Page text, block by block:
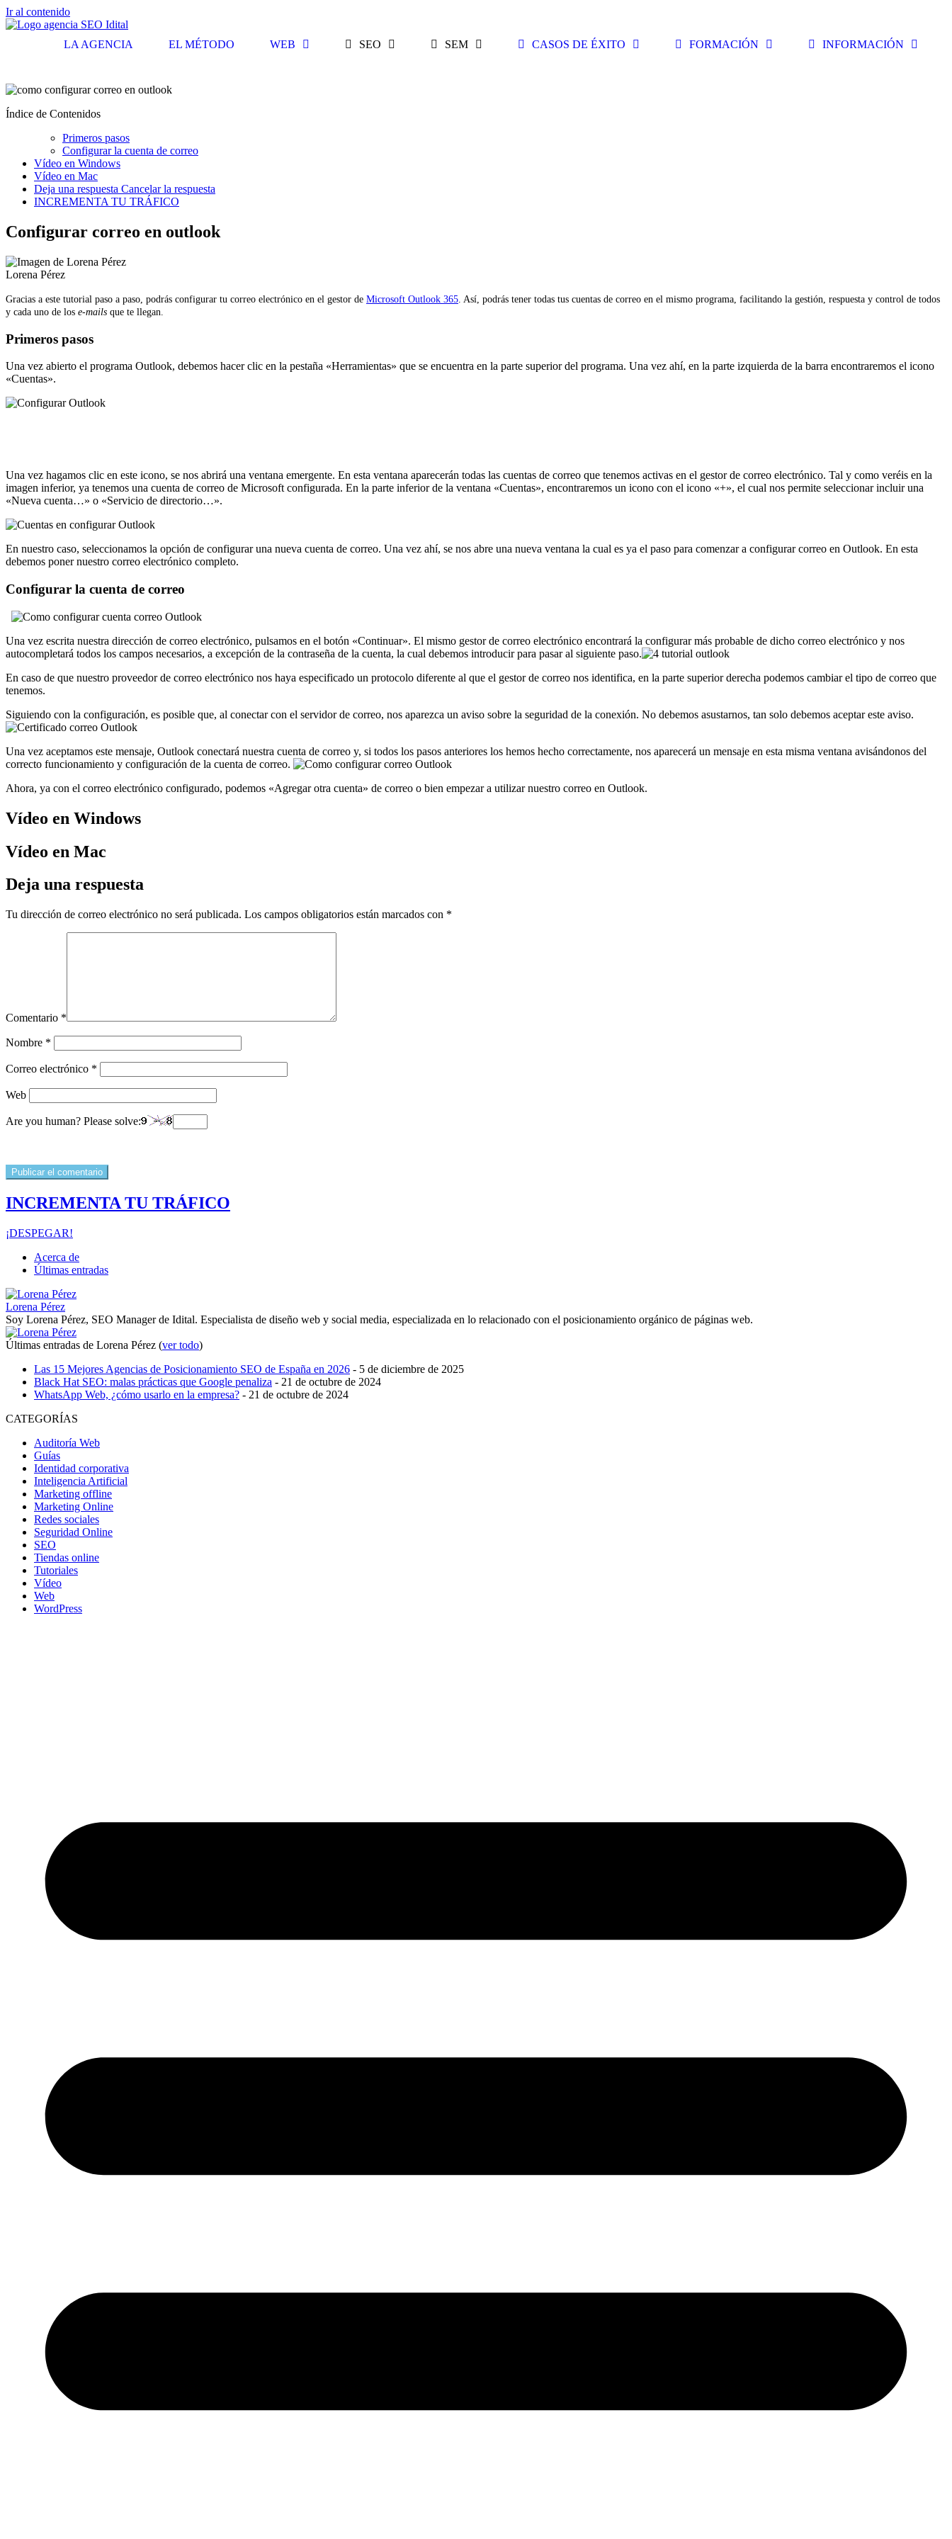
Ir al contenido
LA AGENCIA EL MÉTODO WEB SEO SEM CASOS DE ÉXITO FORMACIÓN INFORMACIÓN
Índice de Contenidos
Primeros pasos
Configurar la cuenta de correo
Vídeo en Windows
Vídeo en Mac
Deja una respuesta Cancelar la respuesta
INCREMENTA TU TRÁFICO
Configurar correo en outlook
Lorena Pérez
Gracias a este tutorial paso a paso, podrás configurar tu correo electrónico en el gestor de Microsoft Outlook 365 . Así, podrás tener todas tus cuentas de correo en el mismo programa, facilitando la gestión, respuesta y control de todos
y cada uno de los e-mails que te llegan.
Primeros pasos
Una vez abierto el programa Outlook, debemos hacer clic en la pestaña «Herramientas» que se encuentra en la parte superior del programa. Una vez ahí, en la parte izquierda de la barra encontraremos el icono
«Cuentas».
Una vez hagamos clic en este icono, se nos abrirá una ventana emergente. En esta ventana aparecerán todas las cuentas de correo que tenemos activas en el gestor de correo electrónico. Tal y como veréis en la
imagen inferior, ya tenemos una cuenta de correo de Microsoft configurada. En la parte inferior de la ventana «Cuentas», encontraremos un icono con el icono «+», el cual nos permite seleccionar incluir una
«Nueva cuenta…» o «Servicio de directorio…».
En nuestro caso, seleccionamos la opción de configurar una nueva cuenta de correo. Una vez ahí, se nos abre una nueva ventana la cual es ya el paso para comenzar a configurar correo en Outlook. En esta
debemos poner nuestro correo electrónico completo.
Configurar la cuenta de correo
Una vez escrita nuestra dirección de correo electrónico, pulsamos en el botón «Continuar». El mismo gestor de correo electrónico encontrará la configurar más probable de dicho correo electrónico y nos
autocompletará todos los campos necesarios, a excepción de la contraseña de la cuenta, la cual debemos introducir para pasar al siguiente paso.
En caso de que nuestro proveedor de correo electrónico nos haya especificado un protocolo diferente al que el gestor de correo nos identifica, en la parte superior derecha podemos cambiar el tipo de correo que
tenemos.
Siguiendo con la configuración, es posible que, al conectar con el servidor de correo, nos aparezca un aviso sobre la seguridad de la conexión. No debemos asustarnos, tan solo debemos aceptar este aviso.
Una vez aceptamos este mensaje, Outlook conectará nuestra cuenta de correo y, si todos los pasos anteriores los hemos hecho correctamente, nos aparecerá un mensaje en esta misma ventana avisándonos del
correcto funcionamiento y configuración de la cuenta de correo.
Ahora, ya con el correo electrónico configurado, podemos «Agregar otra cuenta» de correo o bien empezar a utilizar nuestro correo en Outlook.
Vídeo en Windows
Vídeo en Mac
Deja una respuesta
Tu dirección de correo electrónico no será publicada. Los campos obligatorios están marcados con *
Comentario *
Nombre *
Correo electrónico *
Web
Are you human? Please solve:
INCREMENTA TU TRÁFICO
¡DESPEGAR!
Acerca de
Últimas entradas
Lorena Pérez
Soy Lorena Pérez, SEO Manager de Idital. Especialista de diseño web y social media, especializada en lo relacionado con el posicionamiento orgánico de páginas web.
Últimas entradas de Lorena Pérez (ver todo)
Las 15 Mejores Agencias de Posicionamiento SEO de España en 2026 - 5 de diciembre de 2025
Black Hat SEO: malas prácticas que Google penaliza - 21 de octubre de 2024
WhatsApp Web, ¿cómo usarlo en la empresa? - 21 de octubre de 2024
CATEGORÍAS
Auditoría Web
Guías
Identidad corporativa
Inteligencia Artificial
Marketing offline
Marketing Online
Redes sociales
Seguridad Online
SEO
Tiendas online
Tutoriales
Vídeo
Web
WordPress